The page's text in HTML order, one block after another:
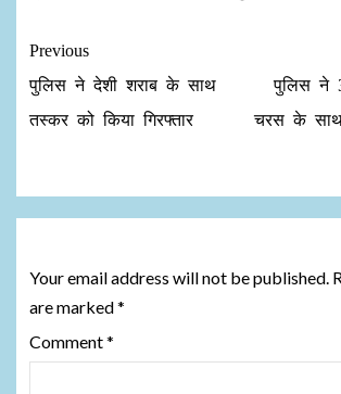
Previous
पुलिस ने देशी शराब के साथ
तस्कर को किया गिरफ्तार
पुलिस ने
चरस के
Your email address will not be published.
are marked*
Comment*